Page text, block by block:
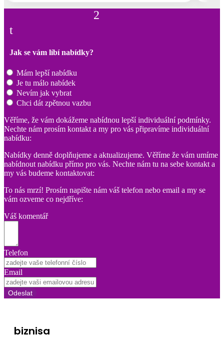
t
Jak se vám líbí nabídky?
2
Mám lepší nabídku
Je tu málo nabídek
Nevím jak vybrat
Chci dát zpětnou vazbu
Věříme, že vám dokážeme nabídnou lepší individuální podmínky.
Nechte nám prosím kontakt a my pro vás připravíme individuální
nabídku:
Nabídky denně doplňujeme a aktualizujeme. Věříme že vám umíme
nabídnout nabídku přímo pro vás. Nechte nám tu na sebe kontakt a
my vás budeme kontaktovat:
To nás mrzí! Prosím napište nám váš telefon nebo email a my se
vám ozveme co nejdříve:
Váš komentář
Telefon
Email
Odeslat
biznisa